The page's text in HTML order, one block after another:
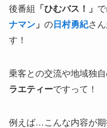
後番組 「ひむバス！」
ナマン」 の日村勇紀さ
す！
乗客との交流や地域独
ラエティーですって！
例えば…こんな内容が期